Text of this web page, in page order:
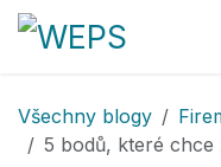
Přejít na obsah
Všechny blogy
5 bodů, které chce